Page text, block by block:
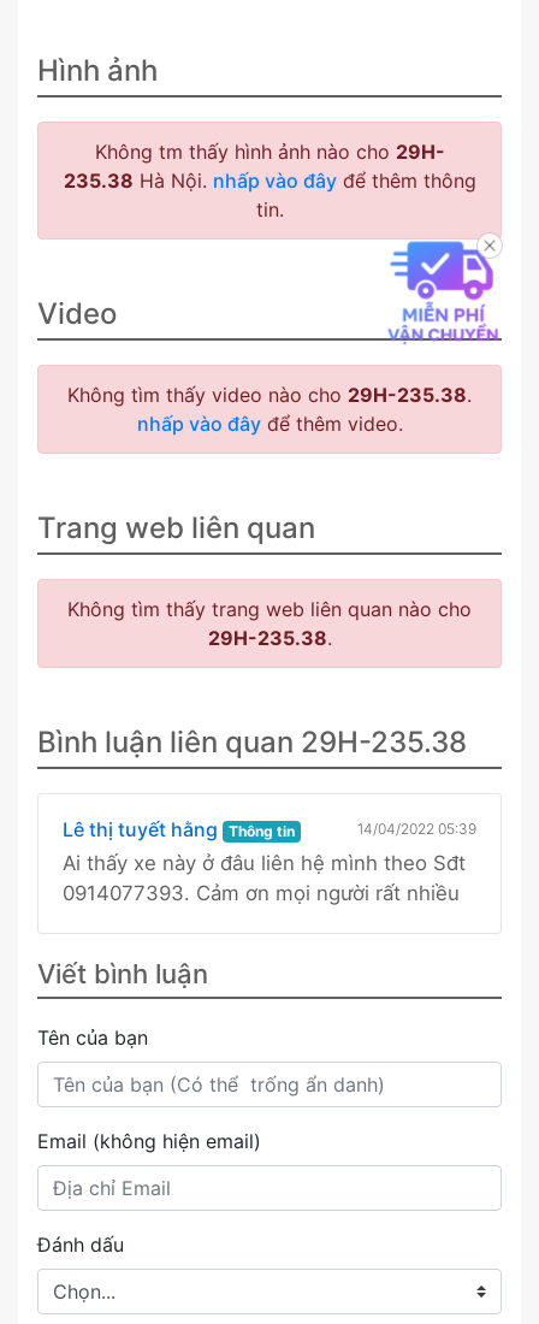
Hình ảnh
Không tm thấy hình ảnh nào cho 29H-
235.38 Hà Nội. nhấp vào đâyđể thêm thông
tin.
Video
Không tìm thấy video nào cho 29H-235.38.
nhấp vào đâyđể thêm video.
Trang web liên quan
Không tìm thấy trang web liên quan nào cho
29H-235.38.
Bình luận liên quan 29H-235.38
Lê thị tuyết hằng Thông tin 14/04/2022 05:39
Ai thấy xe này ở đâu liên hệ mình theo Sđt
0914077393. Cảm ơn mọi người rất nhiều
Viết bình luận
Tên của bạn
Email (không hiện email)
Đánh dấu